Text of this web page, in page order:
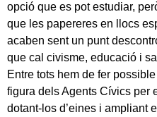
opció que es pot estudiar,
que les papereres en llocs
acaben sent un punt
que cal civisme, educació i
Entre tots hem de fer
figura dels Agents Cívics per
dotant-los d’eines i ampliant